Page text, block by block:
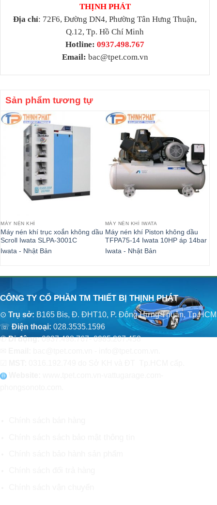
THỊNH PHÁT
Địa chỉ: 72F6, Đường DN4, Phường Tân Hưng Thuận,
Q.12, Tp. Hồ Chí Minh
Hotline: 0937.498.767
Email: bac@tpet.com.vn
Sản phẩm tương tự
MÁY NÉN KHÍ
Máy nén khí trục xoắn không dầu
Scroll Iwata SLPA-3001C
Iwata - Nhật Bản
MÁY NÉN KHÍ IWATA
Máy nén khí Piston không dầu
TFPA75-14 Iwata 10HP áp 14bar
Iwata - Nhật Bản
CÔNG TY CỔ PHẦN TM THIẾT BỊ THỊNH PHÁT
⊙ Trụ sở: B165 Bis, Đ. ĐHT10, P. Đông Hưng Thuận, Tp.HCM
☏ Điện thoại: 028.3535.1596
✆Di động:0937.498.767- 0985.207.458